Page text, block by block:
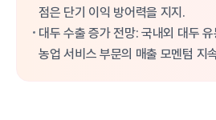
점은 단기 이익 방어력을 지지.
대두 수출 증가 전망: 국내외 대두
농업 서비스 부문의 매출 모멘텀 지